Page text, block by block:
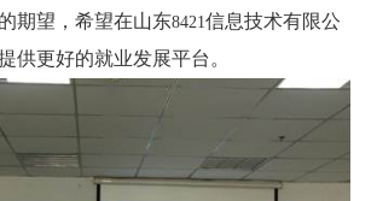
期望，希望在山东8421信息技术有限公
供更好的就业发展平台。